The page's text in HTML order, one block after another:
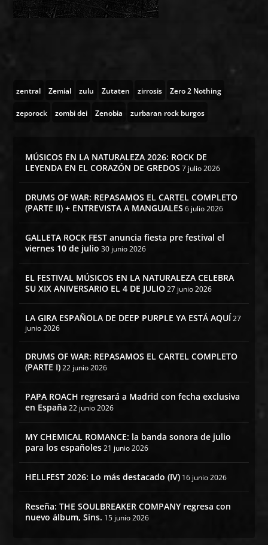
zentral Zemial zulu Zutaten zirrosis Zero 2 Nothing
zeporock zombi dei Zenobia zurbaran rock burgos
MÚSICOS EN LA NATURALEZA 2026: ROCK DE
LEYENDA EN EL CORAZÓN DE GREDOS 7 julio 2026
DRUMS OF WAR: REPASAMOS EL CARTEL COMPLETO
(PARTE II) + ENTREVISTA A MANGUALES 6 julio 2026
GALLETA ROCK FEST anuncia fiesta pre festival el
viernes 10 de julio 30 junio 2026
EL FESTIVAL MÚSICOS EN LA NATURALEZA CELEBRA
SU XIX ANIVERSARIO EL 4 DE JULIO 27 junio 2026
LA GIRA ESPAÑOLA DE DEEP PURPLE YA ESTÁ AQUÍ27
junio 2026
DRUMS OF WAR: REPASAMOS EL CARTEL COMPLETO
(PARTE I) 22 junio 2026
PAPA ROACH regresará a Madrid con fecha exclusiva
en España 22 junio 2026
MY CHEMICAL ROMANCE: la banda sonora de julio
para los españoles 21 junio 2026
HELLFEST 2026: Lo más destacado (IV) 16 junio 2026
Reseña: THE SOULBREAKER COMPANY regresa con
nuevo álbum, Sins. 15 junio 2026